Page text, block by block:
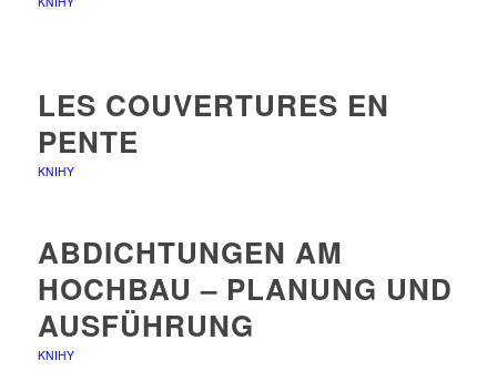
LES COUVERTURES EN
PENTE
KNIHY
ABDICHTUNGEN AM
HOCHBAU – PLANUNG UND
AUSFÜHRUNG
KNIHY